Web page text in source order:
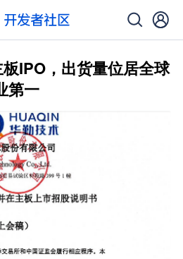
IPO，出货量位居全球
第一